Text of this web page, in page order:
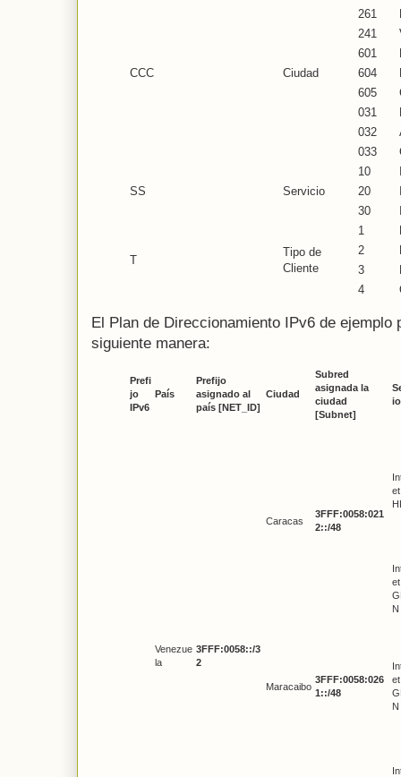
CCC Ciudad
261
241
601
604
605
031
032
033
SS Servicio
10
20
30
T
Tipo de
Cliente
1
2
3
4
El Plan de Direccionamiento IPv6 de ejemplo
siguiente manera:
Prefi
jo
IPv6
País
Prefijo
asignado al
país [NET_ID]
Ciudad
Subred
asignada la
ciudad
[Subnet]
io
Venezue
la
3FFF:0058::/3
2
Caracas
3FFF:0058:021
2::/48
et
et
N
Maracaibo
3FFF:0058:026
1::/48
et
N